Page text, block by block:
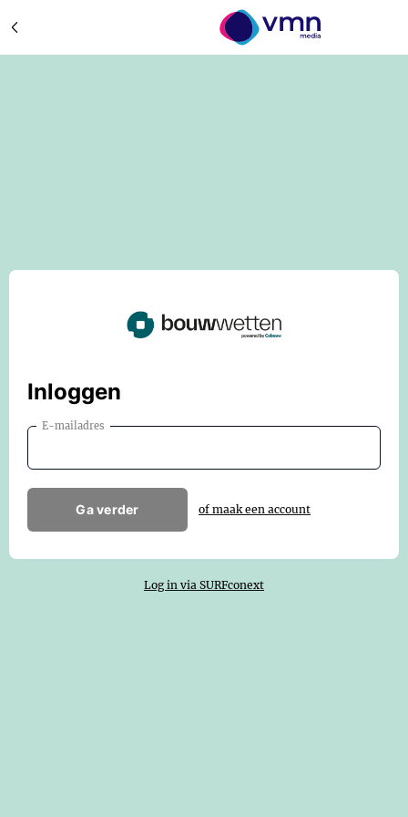
Inloggen
E-mailadres
Ga verder of maak een account
Log in via SURFconext